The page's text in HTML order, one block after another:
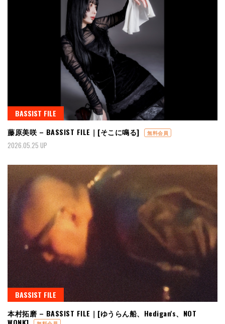
BASSIST FILE
藤原美咲 – BASSIST FILE｜[そこに鳴る]
無料会員
2026.05.25 UP
BASSIST FILE
本村拓磨 – BASSIST FILE｜[ゆうらん船、Hedigan's、NOT